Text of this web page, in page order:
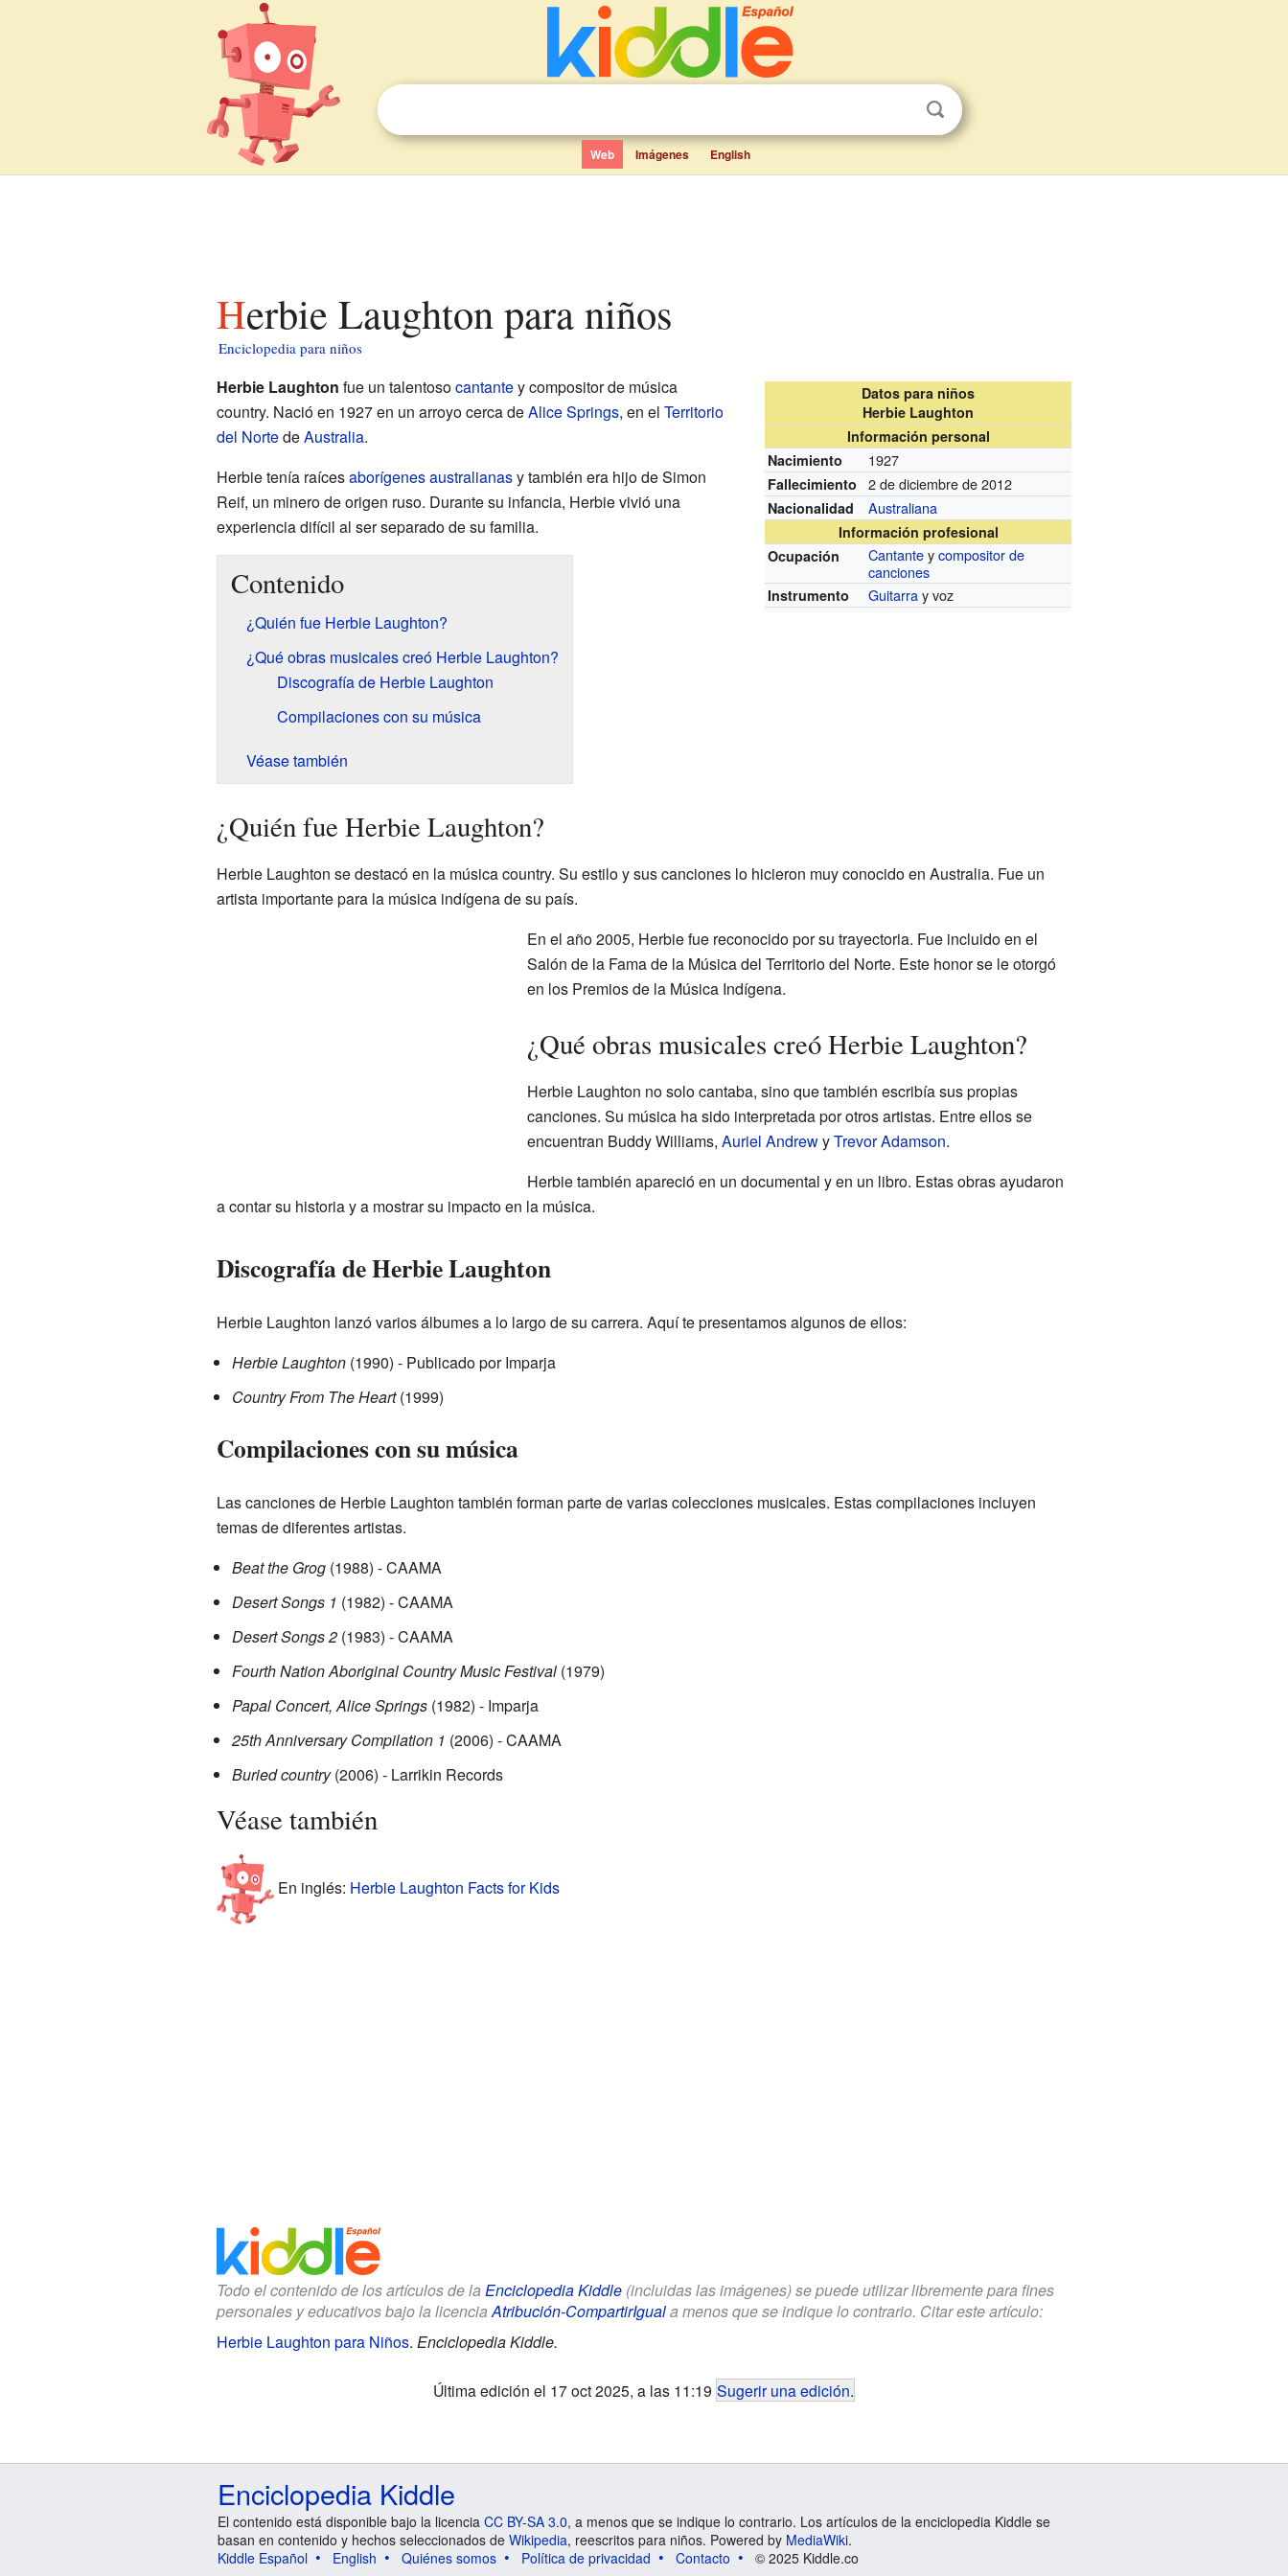
Web Imágenes English
Herbie Laughton para niños
Enciclopedia para niños
Datos para niños
Herbie Laughton
Información personal
Nacimiento
1927
Fallecimiento 2 de diciembre de 2012
Nacionalidad Australiana
Información profesional
Ocupación
Cantanteycompositor de
canciones
Instrumento Guitarray voz
Herbie Laughton fue un talentosocantantey compositor de música
country. Nació en 1927 en un arroyo cerca deAlice Springs, en el Territorio
del NortedeAustralia.
Herbie tenía raícesaborígenes australianasy también era hijo de Simon
Reif, un minero de origen ruso. Durante su infancia, Herbie vivió una
experiencia difícil al ser separado de su familia.
Contenido
¿Quién fue Herbie Laughton?
¿Qué obras musicales creó Herbie Laughton?
Discografía de Herbie Laughton
Compilaciones con su música
Véase también
¿Quién fue Herbie Laughton?
Herbie Laughton se destacó en la música country. Su estilo y sus canciones lo hicieron muy conocido en Australia. Fue un
artista importante para la música indígena de su país.
En el año 2005, Herbie fue reconocido por su trayectoria. Fue incluido en el
Salón de la Fama de la Música del Territorio del Norte. Este honor se le otorgó
en los Premios de la Música Indígena.
¿Qué obras musicales creó Herbie Laughton?
Herbie Laughton no solo cantaba, sino que también escribía sus propias
canciones. Su música ha sido interpretada por otros artistas. Entre ellos se
encuentran Buddy Williams, Auriel AndrewyTrevor Adamson.
Herbie también apareció en un documental y en un libro. Estas obras ayudaron
a contar su historia y a mostrar su impacto en la música.
Discografía de Herbie Laughton
Herbie Laughton lanzó varios álbumes a lo largo de su carrera. Aquí te presentamos algunos de ellos:
Herbie Laughton(1990) - Publicado por Imparja
Country From The Heart(1999)
Compilaciones con su música
Las canciones de Herbie Laughton también forman parte de varias colecciones musicales. Estas compilaciones incluyen
temas de diferentes artistas.
Beat the Grog(1988) - CAAMA
Desert Songs 1 (1982) - CAAMA
Desert Songs 2(1983) - CAAMA
Fourth Nation Aboriginal Country Music Festival(1979)
Papal Concert, Alice Springs(1982) - Imparja
25th Anniversary Compilation 1 (2006) - CAAMA
Buried country(2006) - Larrikin Records
Véase también
En inglés: Herbie Laughton Facts for Kids
Todo el contenido de los artículos de la Enciclopedia Kiddle(incluidas las imágenes) se puede utilizar libremente para fines
personales y educativos bajo la licenciaAtribución-CompartirIguala menos que se indique lo contrario. Citar este artículo:
Herbie Laughton para Niños. Enciclopedia Kiddle.
Última edición el 17 oct 2025, a las 11:19 Sugerir una edición.
Enciclopedia Kiddle
El contenido está disponible bajo la licencia CC BY-SA 3.0, a menos que se indique lo contrario. Los artículos de la enciclopedia Kiddle se
basan en contenido y hechos seleccionados de Wikipedia, reescritos para niños. Powered by MediaWiki.
Kiddle Español
English Quiénes somos Política de privacidad Contacto © 2025 Kiddle.co